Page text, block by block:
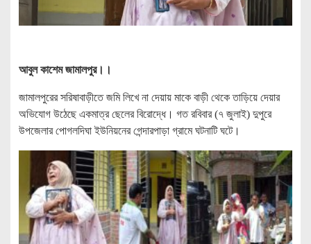
আবুল কাশেম জামালপুর।।
জামালপুরের সরিষাবাড়ীতে জমি লিখে না দেয়ায় মাকে বাড়ী থেকে তাড়িয়ে দেয়ার
অভিযোগ উঠেছে একমাত্র ছেলের বিরোদ্ধে। গত রবিবার (৭ জুলাই) দুপুরে
উপজেলার পোগলদিঘা ইউনিয়নের গেন্দারপাড়া গ্রামে ঘটনাটি ঘটে।